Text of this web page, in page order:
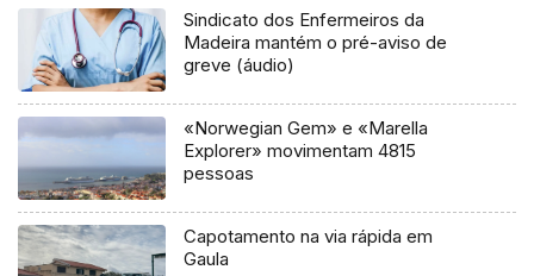
Sindicato dos Enfermeiros da
Madeira mantém o pré-aviso de
greve (áudio)
«Norwegian Gem» e «Marella
Explorer» movimentam 4815
pessoas
Capotamento na via rápida em
Gaula